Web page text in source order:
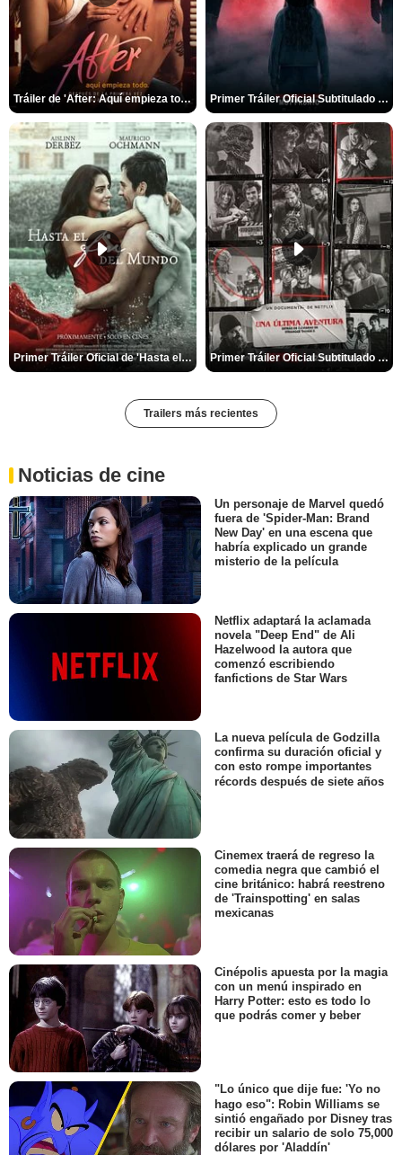
Tráiler de 'After: Aquí empieza todo' Primer Tráiler Oficial Subtitulado de 'La Noche Del Demonio: Están Entre Nosotros'
Primer Tráiler Oficial de 'Hasta el fin del mundo' Primer Tráiler Oficial Subtitulado de 'Una última aventura: Detrás de cámaras de Stranger Things 5'
Trailers más recientes
Noticias de cine
Un personaje de Marvel quedó
fuera de 'Spider-Man: Brand
New Day' en una escena que
habría explicado un grande
misterio de la película
Netflix adaptará la aclamada
novela "Deep End" de Ali
Hazelwood la autora que
comenzó escribiendo
fanfictions de Star Wars
La nueva película de Godzilla
confirma su duración oficial y
con esto rompe importantes
récords después de siete años
Cinemex traerá de regreso la
comedia negra que cambió el
cine británico: habrá reestreno
de 'Trainspotting' en salas
mexicanas
Cinépolis apuesta por la magia
con un menú inspirado en
Harry Potter: esto es todo lo
que podrás comer y beber
"Lo único que dije fue: 'Yo no
hago eso": Robin Williams se
sintió engañado por Disney tras
recibir un salario de solo 75,000
dólares por 'Aladdín'